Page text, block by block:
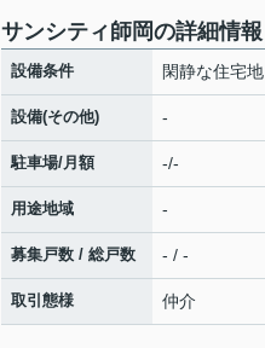
サンシティ師岡の詳細情報
設備条件 閑静な住宅地
設備(その他) -
駐車場/月額 -/-
用途地域 -
募集戸数 / 総戸数 - / -
取引態様 仲介